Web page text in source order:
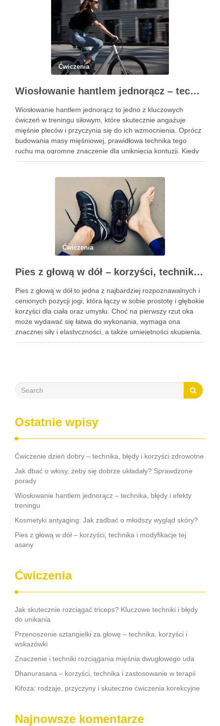
Ćwiczenia
Wiosłowanie hantlem jednorącz – technika, błędy i efekty treningu
Wiosłowanie hantlem jednorącz to jedno z kluczowych
ćwiczeń w treningu siłowym, które skutecznie angażuje
mięśnie pleców i przyczynia się do ich wzmocnienia. Oprócz
budowania masy mięśniowej, prawidłowa technika tego
ruchu ma ogromne znaczenie dla uniknięcia kontuzji. Kiedy
wykonujemy wiosłowanie, skupiamy się nie tylko na ruchu,
Ćwiczenia
Pies z głową w dół – korzyści, technika i modyfikacje tej asany
Pies z głową w dół to jedna z najbardziej rozpoznawalnych i
cenionych pozycji jogi, która łączy w sobie prostotę i głębokie
korzyści dla ciała oraz umysłu. Choć na pierwszy rzut oka
może wydawać się łatwa do wykonania, wymaga ona
znacznej siły i elastyczności, a także umiejętności skupienia.
Regularna praktyka tej …
Ostatnie wpisy
Ćwiczenie dzień dobry – technika, błędy i korzyści zdrowotne
Jak dbać o włosy, żeby się dobrze układały? Sprawdzone
porady
Wiosłowanie hantlem jednorącz – technika, błędy i efekty
treningu
Kosmetyki antyaging: Jak zadbać o młodszy wygląd skóry?
Pies z głową w dół – korzyści, technika i modyfikacje tej
asany
Ćwiczenia
Jak skutecznie rozciągać triceps? Kluczowe techniki i błędy
do unikania
Przenoszenie sztangielki za głowę – technika, korzyści i
wskazówki
Znaczenie i techniki rozciągania mięśnia dwugłowego uda
Dhanurasana – korzyści, technika i zastosowanie w terapii
Kifoza: rodzaje, przyczyny i skuteczne ćwiczenia korekcyjne
Najnowsze komentarze